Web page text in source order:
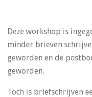
Deze workshop is
minder brieven
geworden en de
geworden.
Toch is briefschrijven